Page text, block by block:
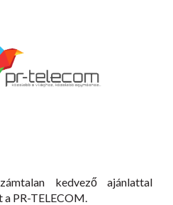
kedvező ajánlattal
PR-TELECOM.